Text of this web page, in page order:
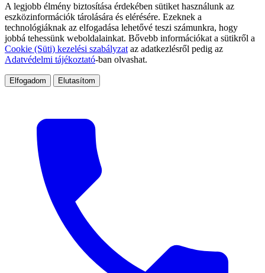
A legjobb élmény biztosítása érdekében sütiket használunk az
eszközinformációk tárolására és elérésére. Ezeknek a
technológiáknak az elfogadása lehetővé teszi számunkra, hogy
jobbá tehessünk weboldalainkat. Bővebb információkat a sütikről a
Cookie (Süti) kezelési szabályzat az adatkezlésről pedig az
Adatvédelmi tájékoztató-ban olvashat.
Elfogadom Elutasítom